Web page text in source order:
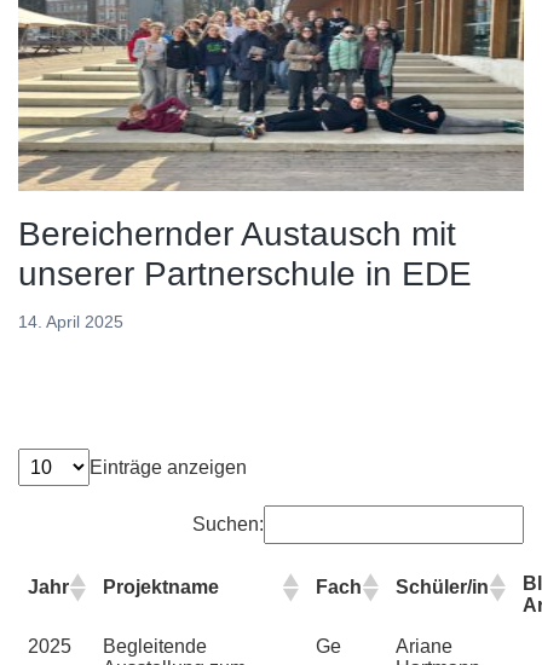
Bereichernder Austausch mit
unserer Partnerschule in EDE
14. April 2025
Einträge anzeigen
Suchen:
Jahr Projektname Fach Schüler/in
2025
Begleitende
Ge
Ariane